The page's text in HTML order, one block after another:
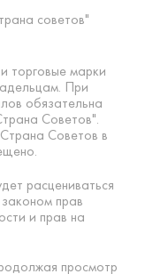
советов"
торговые марки
При
обязательна
Советов".
Советов в
расцениваться
прав
и прав на
просмотр